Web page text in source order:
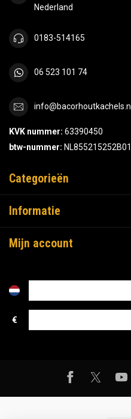
Nederland
0183-514165
06 523 101 74
info@bacorhoutkachels.nl
KVK nummer: 63390450
btw-nummer: NL855215252B01
Categorieën
Informatie
Mijn account
€